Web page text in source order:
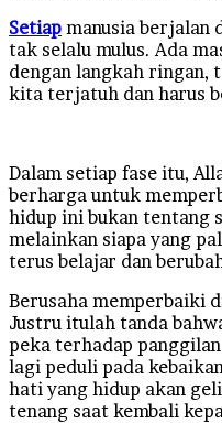
Setiap manusia berjalan
tak selalu mulus. Ada
dengan langkah ringan,
kita terjatuh dan harus
Dalam setiap fase itu,
berharga untuk
hidup ini bukan tentang
melainkan siapa yang
terus belajar dan
Berusaha memperbaiki
Justru itulah tanda
peka terhadap
lagi peduli pada
hati yang hidup akan
tenang saat kembali